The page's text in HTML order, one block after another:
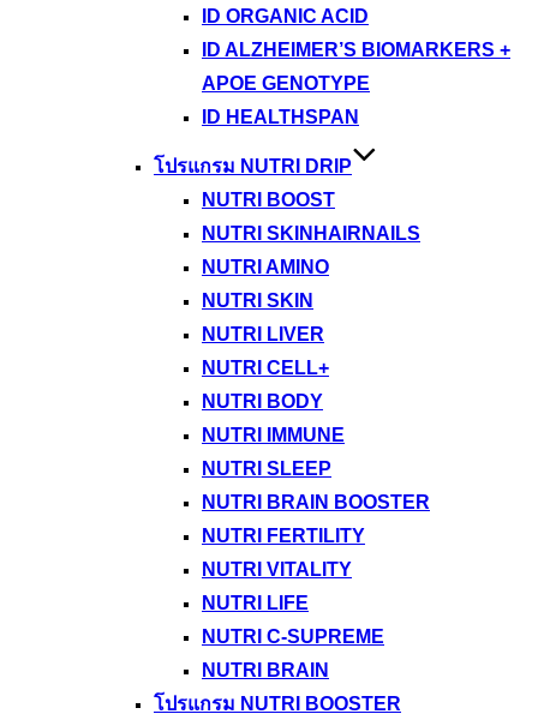
ID ORGANIC ACID
ID ALZHEIMER’S BIOMARKERS +
APOE GENOTYPE
ID HEALTHSPAN
โปรแกรม NUTRI DRIP
NUTRI BOOST
NUTRI SKINHAIRNAILS
NUTRI AMINO
NUTRI SKIN
NUTRI LIVER
NUTRI CELL+
NUTRI BODY
NUTRI IMMUNE
NUTRI SLEEP
NUTRI BRAIN BOOSTER
NUTRI FERTILITY
NUTRI VITALITY
NUTRI LIFE
NUTRI C-SUPREME
NUTRI BRAIN
โปรแกรม NUTRI BOOSTER